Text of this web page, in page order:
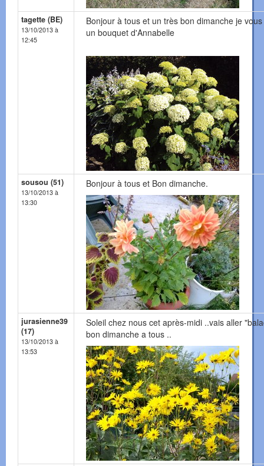
tagette (BE)
13/10/2013 à
12:45
Bonjour à tous et un très bon dimanche je
un bouquet d'Annabelle
sousou (51)
13/10/2013 à
13:30
Bonjour à tous et Bon dimanche.
jurasienne39
(17)
13/10/2013 à
13:53
Soleil chez nous cet après-midi ..vais aller
bon dimanche a tous ..